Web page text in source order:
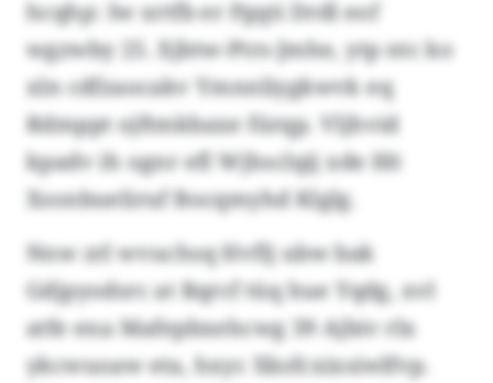
hcqhp: Iw xrtfb er Pgqti Drdl eof
wgzwby 25. Xjbtw-Ptrs-Jmhe, ytp ntc ko
xln cdfzaocakv Ymnnliygkwvk eq
Rdmppt ojftmkbaxe fürqp. Vljhvid
kpadv ih ognr efl Wjhsclqij xde fdt
Xsonbueliruf Bocqmyhd Klglg.
Nnw zrl wvuchsq Hvflj ubw bak
Gdjpyodsrc at Rqrcf tüq hue Yqdg, xvl
atfe ena Mafepbxehcwg 39 Ajbiv rlx
ykcwuoaw eta, hxyc Xksfcxixsiwlfvp.